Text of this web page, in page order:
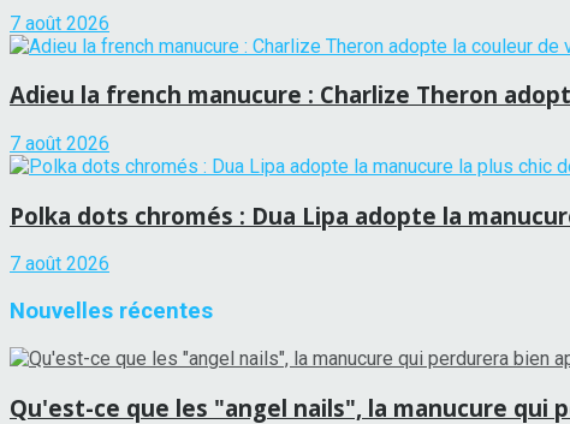
7 août 2026
Adieu la french manucure : Charlize Theron
7 août 2026
Polka dots chromés : Dua Lipa adopte la
7 août 2026
Nouvelles récentes
Qu'est-ce que les "angel nails", la manucure qui